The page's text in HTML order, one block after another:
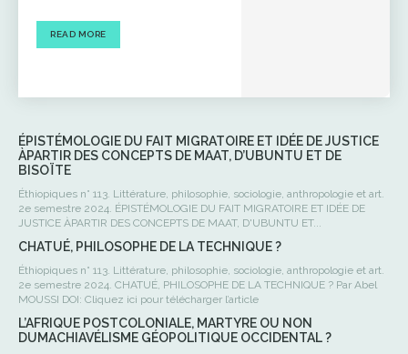
READ MORE
ÉPISTÉMOLOGIE DU FAIT MIGRATOIRE ET IDÉE DE JUSTICE
ÀPARTIR DES CONCEPTS DE MAAT, D’UBUNTU ET DE
BISOÏTE
Éthiopiques n° 113. Littérature, philosophie, sociologie, anthropologie et art.
2e semestre 2024. ÉPISTÉMOLOGIE DU FAIT MIGRATOIRE ET IDÉE DE
JUSTICE ÀPARTIR DES CONCEPTS DE MAAT, D'UBUNTU ET...
CHATUÉ, PHILOSOPHE DE LA TECHNIQUE ?
Éthiopiques n° 113. Littérature, philosophie, sociologie, anthropologie et art.
2e semestre 2024. CHATUÉ, PHILOSOPHE DE LA TECHNIQUE ? Par Abel
MOUSSI DOI: Cliquez ici pour télécharger l’article
L’AFRIQUE POSTCOLONIALE, MARTYRE OU NON
DUMACHIAVÉLISME GÉOPOLITIQUE OCCIDENTAL ?